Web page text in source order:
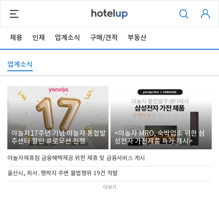
채용 인재 업계소식 구매/견적 부동산
업계소식
야놀자17주년 기념 야놀자 통합발
주센터 할인 프로모션 진행
<야놀자 MRO, 숙박업소 위한 삼
성전자 가전제품 특가 개시>
야놀자제휴점 금융혜택제공 위한 제휴 및 금융서비스 게시
울산시, 피서․행락지 주변 불법행위 19건 적발
더보기